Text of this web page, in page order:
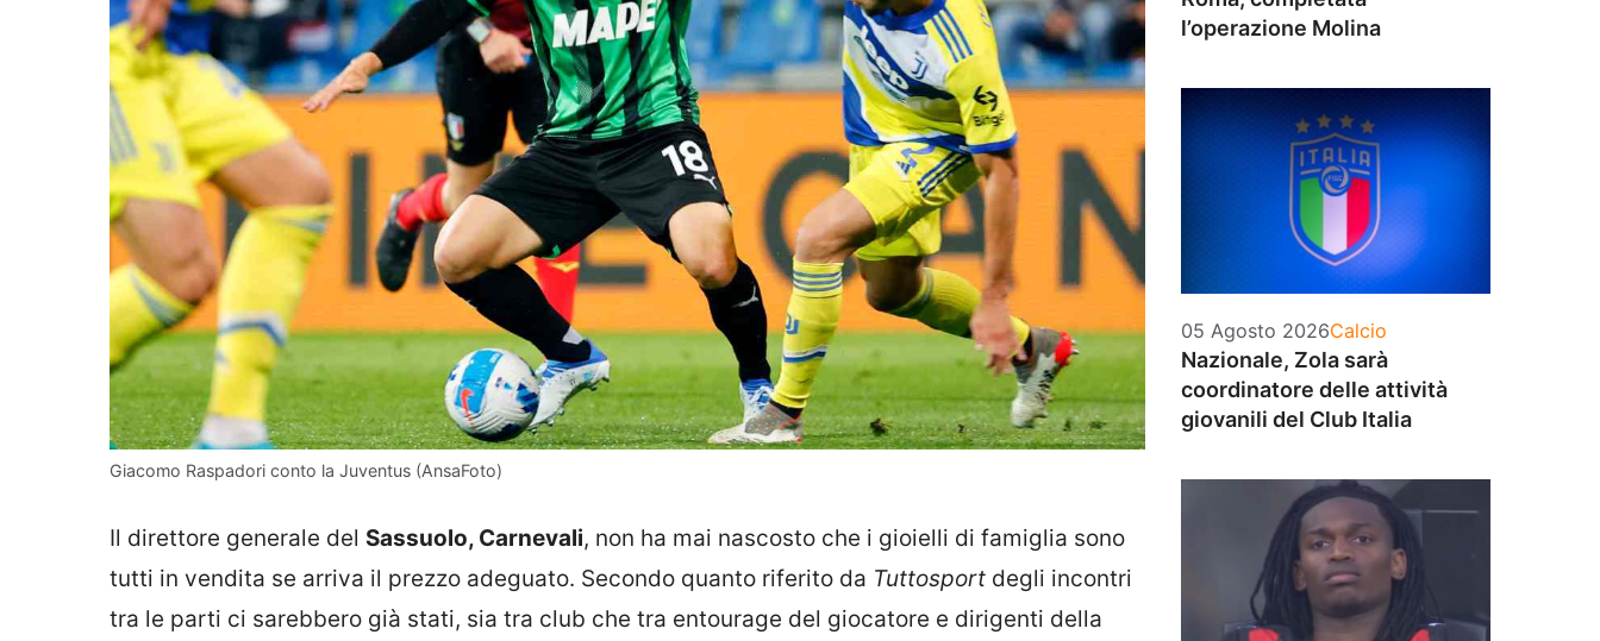
Giacomo Raspadori conto la Juventus (AnsaFoto)
Il direttore generale del Sassuolo, Carnevali, non ha mai nascosto che i gioielli di famiglia sono
tutti in vendita se arriva il prezzo adeguato. Secondo quanto riferito da Tuttosport degli incontri
tra le parti ci sarebbero già stati, sia tra club che tra entourage del giocatore e dirigenti della
l’operazione Molina
05 Agosto 2026Categorie
Calcio
Nazionale, Zola sarà
coordinatore delle attività
giovanili del Club Italia